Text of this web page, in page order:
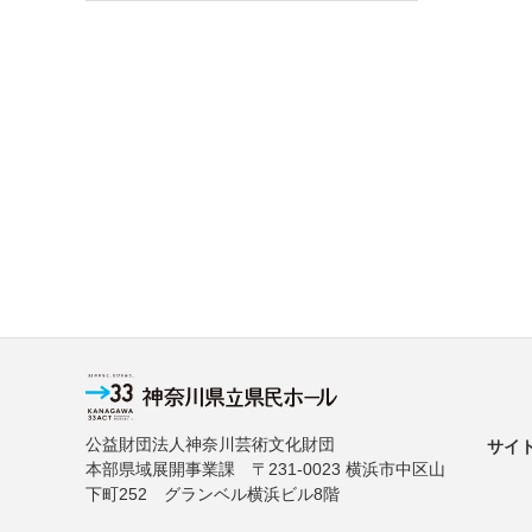
公益財団法人神奈川芸術文化財団
本部県域展開事業課 〒231-0023 横浜市中区山
下町252 グランベル横浜ビル8階
サイ